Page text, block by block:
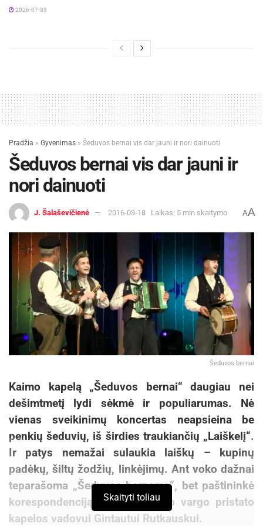
2026-07-03
Pradžia » Gyvenimas » Šeduvos bernai vis dar jauni ir nori dainuoti
Šeduvos bernai vis dar jauni ir
nori dainuoti
J. Šalaševičienė 2016-03-18 Laikas: 5 min skaitymo AA
Šeduvos bernai
Kaimo kapelą „Šeduvos bernai“ daugiau nei
dešimtmetį lydi sėkmė ir populiarumas. Nė
vienas sveikinimų koncertas neapsieina be
penkių šeduvių, iš širdies traukiančių „Laiškelį“.
Ir patys nemažai sulaukia laiškų – kupinų
padėkų, šiltų žodžių, linkėjimų. Ant voko dažnai
teparašoma „Šeduvos bernams“, bet paštininkė
korespondenciją be menkiausio vargo pristato
kapelos vadovui Gintautui Rutkauskui.
Skaityti toliau